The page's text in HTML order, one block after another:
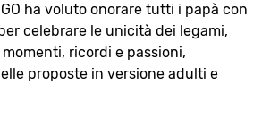
ha voluto onorare tutti i papà con
celebrare le unicità dei legami,
ricordi e passioni,
proposte in versione adulti e